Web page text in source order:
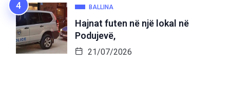
BALLINA
Hajnat futen në një lokal në
Podujevë,
21/07/2026